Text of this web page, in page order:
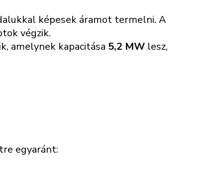
képesek áramot termelni. A
végzik.
amelynek kapacitása 5,2 MW lesz,
egyaránt: